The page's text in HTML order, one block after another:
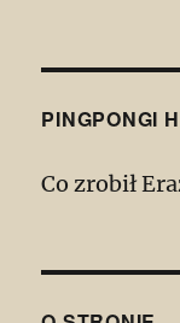
PINGPONGI
Co zrobił